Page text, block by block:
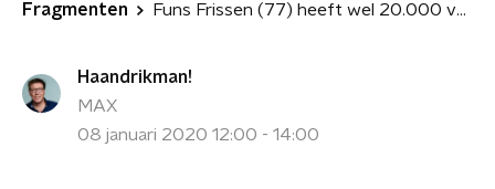
Fragmenten Funs Frissen (77) heeft wel 20.000 voetbalplaatjes
Haandrikman!
MAX
08 januari 2020 12:00 - 14:00